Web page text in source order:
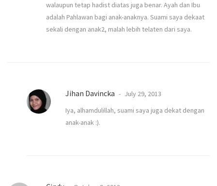
walaupun tetap hadist diatas juga benar. Ayah dan Ibu
adalah Pahlawan bagi anak-anaknya. Suami saya dekaat
sekali dengan anak2, malah lebih telaten dari saya.
Jihan Davincka
July 29, 2013
Iya, alhamdulillah, suami saya juga dekat dengan
anak-anak :).